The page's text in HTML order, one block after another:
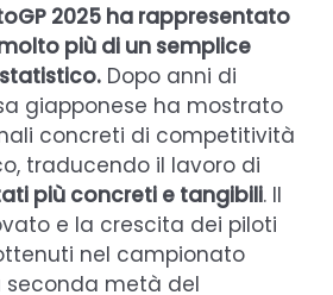
2025 ha rappresentato
più di un semplice
Dopo anni di
giapponese ha mostrato
concreti di competitività
traducendo il lavoro di
più concreti e tangibili. Il
e la crescita dei piloti
nel campionato
seconda metà del